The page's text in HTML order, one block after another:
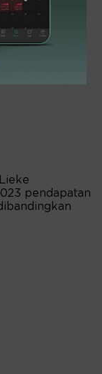
pendapatan